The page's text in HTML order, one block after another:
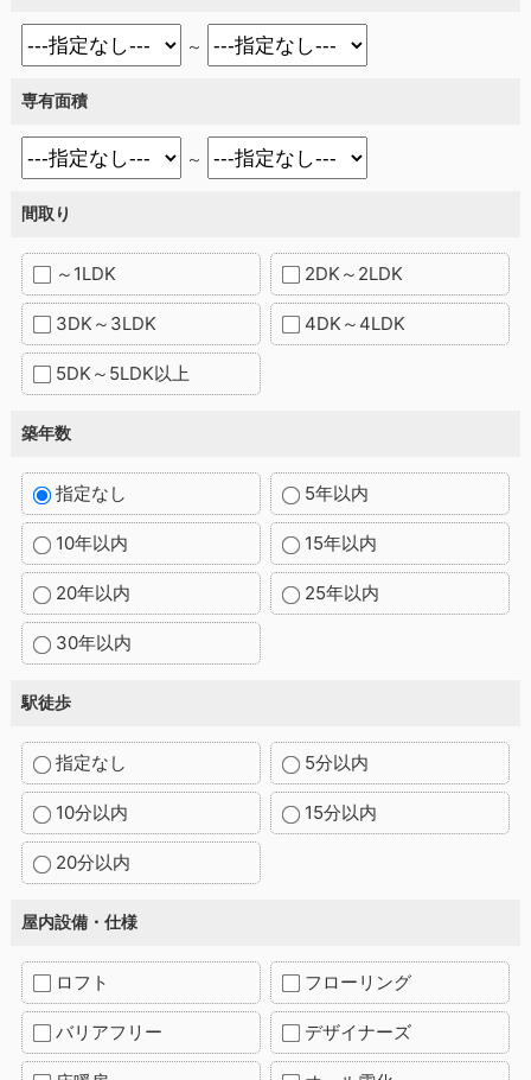
～
専有面積
～
間取り
～1LDK 2DK～2LDK
3DK～3LDK 4DK～4LDK
5DK～5LDK以上
築年数
指定なし 5年以内
10年以内 15年以内
20年以内 25年以内
30年以内
駅徒歩
指定なし 5分以内
10分以内 15分以内
20分以内
屋内設備・仕様
ロフト フローリング
バリアフリー デザイナーズ